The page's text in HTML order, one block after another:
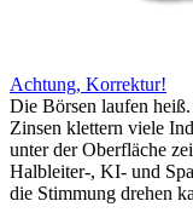
Achtung, Korrektur!
Die Börsen laufen
Zinsen klettern viele
unter der Oberfläche
Halbleiter-, KI- und
die Stimmung drehen